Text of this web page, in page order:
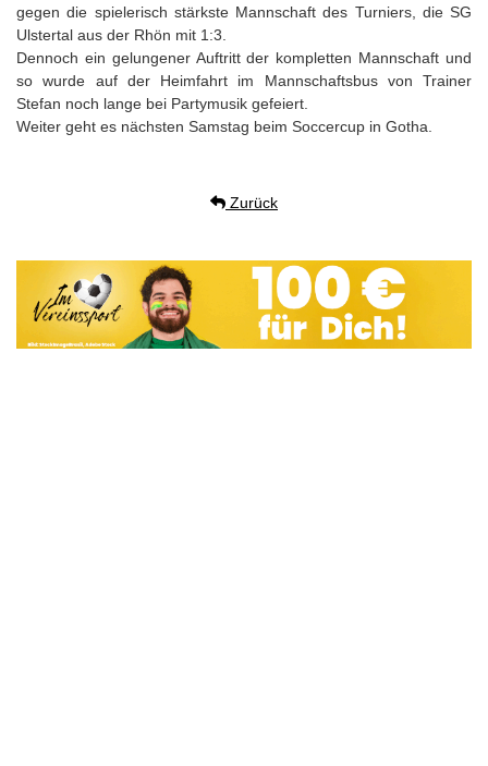
gegen die spielerisch stärkste Mannschaft des Turniers, die SG
Ulstertal aus der Rhön mit 1:3.
Dennoch ein gelungener Auftritt der kompletten Mannschaft und
so wurde auf der Heimfahrt im Mannschaftsbus von Trainer
Stefan noch lange bei Partymusik gefeiert.
Weiter geht es nächsten Samstag beim Soccercup in Gotha.
Zurück